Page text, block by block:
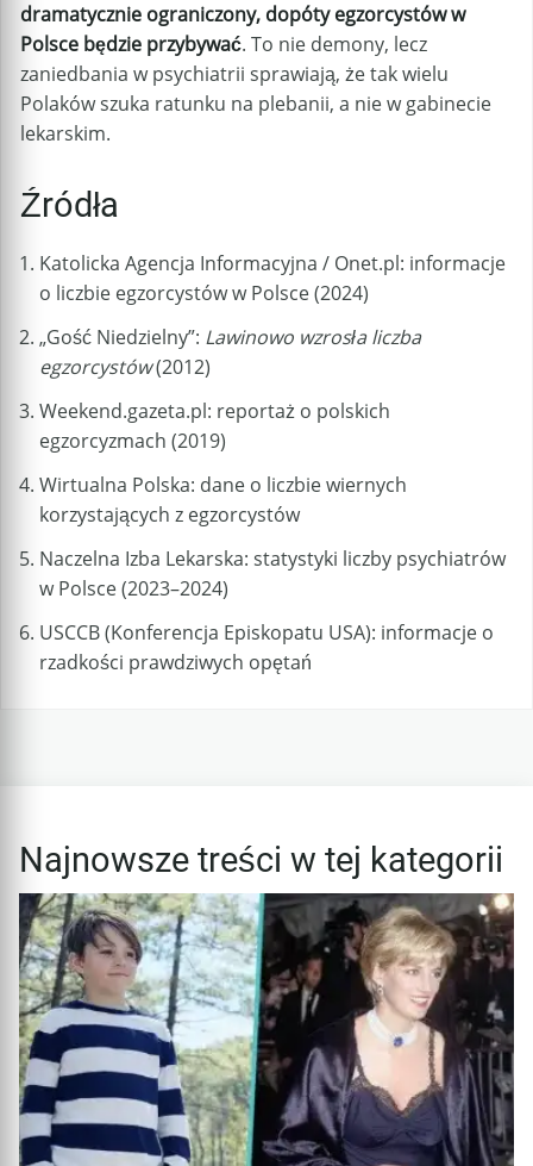
dramatycznie ograniczony, dopóty egzorcystów w
Polsce będzie przybywać. To nie demony, lecz
zaniedbania w psychiatrii sprawiają, że tak wielu
Polaków szuka ratunku na plebanii, a nie w gabinecie
lekarskim.
Źródła
Katolicka Agencja Informacyjna / Onet.pl: informacje
o liczbie egzorcystów w Polsce (2024)
„Gość Niedzielny”: Lawinowo wzrosła liczba
egzorcystów(2012)
Weekend.gazeta.pl: reportaż o polskich
egzorcyzmach (2019)
Wirtualna Polska: dane o liczbie wiernych
korzystających z egzorcystów
Naczelna Izba Lekarska: statystyki liczby psychiatrów
w Polsce (2023–2024)
USCCB (Konferencja Episkopatu USA): informacje o
rzadkości prawdziwych opętań
Najnowsze treści w tej kategorii